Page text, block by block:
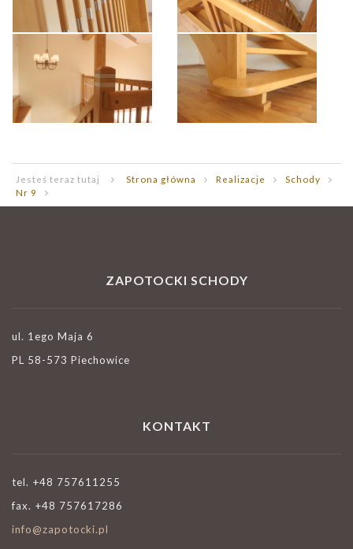
Jesteś teraz tutaj Strona główna Realizacje
Schody
Nr 9
ZAPOTOCKI SCHODY
ul. 1ego Maja 6
PL 58-573 Piechowice
KONTAKT
tel. +48 757611255
fax. +48 757617286
info@zapotocki.pl